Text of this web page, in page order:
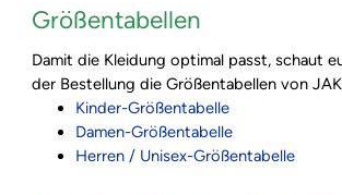
Größentabellen
Damit die Kleidung optimal passt, schaut
der Bestellung die Größentabellen von
Kinder-Größentabelle
Damen-Größentabelle
Herren / Unisex-Größentabelle